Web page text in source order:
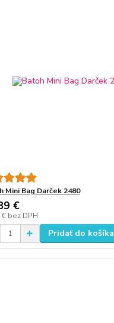
Mini Bag Darček 2480
€
€ bez DPH
Pridať do košíka